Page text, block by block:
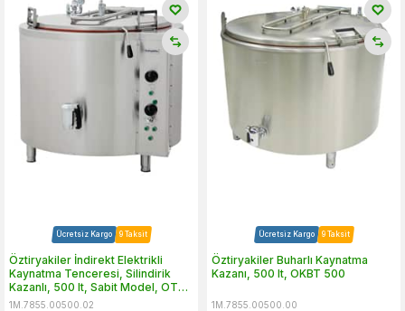
Ücretsiz Kargo 9 Taksit
Öztiryakiler İndirekt Elektrikli
Kaynatma Tenceresi, Silindirik
Kazanlı, 500 lt, Sabit Model, OTEI
500
1M.7855.00500.02
Ücretsiz Kargo 9 Taksit
Öztiryakiler Buharlı Kaynatma
Kazanı, 500 lt, OKBT 500
1M.7855.00500.00